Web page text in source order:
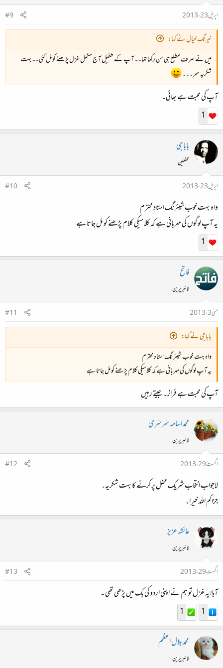
اپریل 23، 2013
#9
نیرنگ خیال نے کہا:
میں نے صرف مطلع ہی سن رکھا تھا۔۔ آپ کے طفیل آج مکمل غزل پڑھنے کو مل گئی۔۔ بہت
شکریہ سر۔۔۔
آپ کی محبت ہے بھائی۔
1
باباجی
محفلین
اپریل 23، 2013
#10
واہ بہت خوب شیئرنگ استاد محترم
یہ آپ لوگوں کی مہربانی ہے کہ کلاسیکی کلام پڑھنے کو مل جاتا ہے
1
فاتح
لائبریرین
مئی 3، 2013
#11
باباجی نے کہا:
واہ بہت خوب شیئرنگ استاد محترم
یہ آپ لوگوں کی مہربانی ہے کہ کلاسیکی کلام پڑھنے کو مل جاتا ہے
آپ کی محبت ہے فراز۔ جیتے رہیں
محمد اسامہ سَرسَری
لائبریرین
اگست 29، 2013
#12
لاجواب انتخاب شریک محفل پر کرنے کا بہت شکریہ۔
جزاکم اللہ خیرا۔
عائشہ عزیز
لائبریرین
اگست 29، 2013
#13
آہا! یہ غزل تو ہم نے اپنی اردو کی بک میں پڑھی تھی ۔
1
1
محمد بلال اعظم
لائبریرین